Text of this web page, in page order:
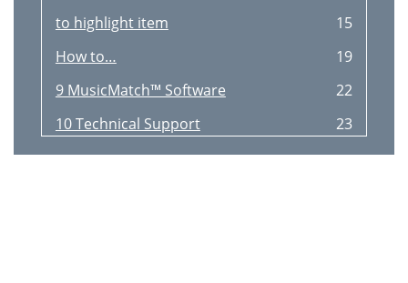
to highlight item
15
How to…
19
9 MusicMatch™ Software
22
10 Technical Support
23
Radio List Screen
29